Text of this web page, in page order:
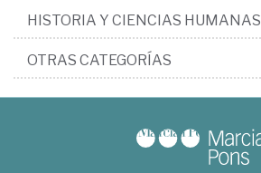
HISTORIA Y CIENCIAS HUMANAS
OTRAS CATEGORÍAS